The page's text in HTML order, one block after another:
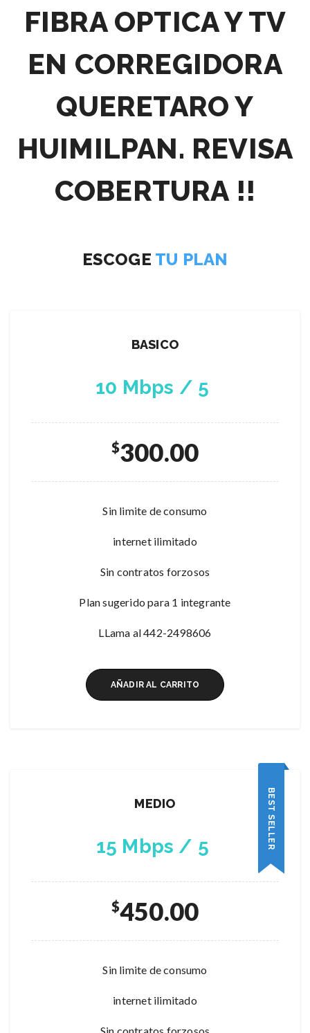
FIBRA OPTICA Y TV
EN CORREGIDORA
QUERETARO Y
HUIMILPAN. REVISA
COBERTURA !!
ESCOGE TU PLAN
BASICO
10 Mbps / 5
$300.00
Sin limite de consumo
internet ilimitado
Sin contratos forzosos
Plan sugerido para 1 integrante
LLama al 442-2498606
AÑADIR AL CARRITO
BEST SELLER
MEDIO
15 Mbps / 5
$450.00
Sin limite de consumo
internet ilimitado